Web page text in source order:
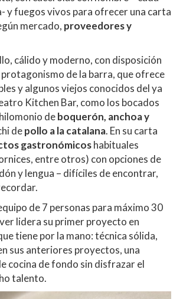
y fuegos vivos para ofrecer una carta
mercado, proveedores y
cálido y moderno, con disposición
de la barra, que ofrece
y algunos viejos conocidos del ya
Kitchen Bar, como los bocados
deboquerón, anchoa y
depollo a la catalana. En su carta
gastronómicoshabituales
entre otros) con opciones de
y lengua – difíciles de encontrar,
de 7 personas para máximo 30
lidera su primer proyecto en
tiene por la mano: técnica sólida,
sus anteriores proyectos, una
cocina de fondo sin disfrazar el
talento.